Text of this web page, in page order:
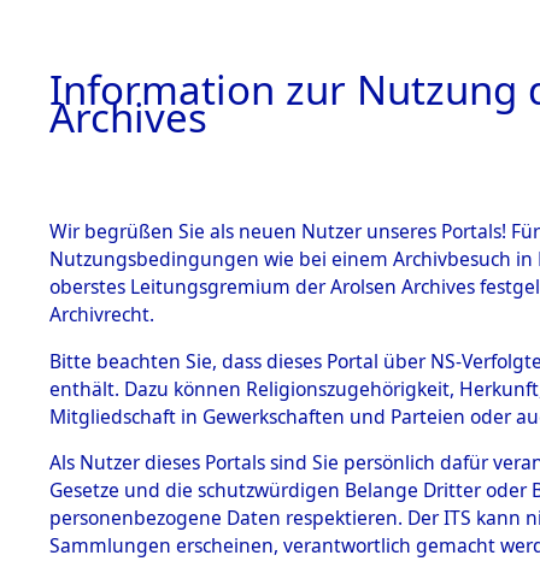
BESTÄNDE
1.
mente
5. Verschiedenes
5.3
Todesmärsche
Information zur Nutzung
Archives
Wir begrüßen Sie als neuen Nutzer unseres Portals!
Nutzungsbedingungen wie bei einem Archivbesuch
oberstes Leitungsgremium der Arolsen Archives
Archivrecht.
Bitte beachten Sie, dass dieses Portal über NS-
enthält. Dazu können Religionszugehörigkeit,
Mitgliedschaft in Gewerkschaften und Parteien oder
Als Nutzer dieses Portals sind Sie persönlich dafür
Gesetze und die schutzwürdigen Belange Dritter
personenbezogene Daten respektieren. Der ITS
Sammlungen erscheinen, verantwortlich gemacht